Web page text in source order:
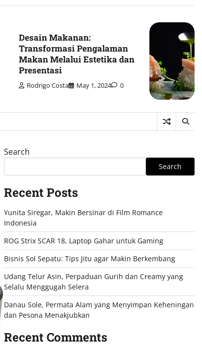
Desain Makanan:
Transformasi Pengalaman
Makan Melalui Estetika dan
Presentasi
Rodrigo Costa May 1, 2024 0
Search
Search
Recent Posts
Yunita Siregar, Makin Bersinar di Film Romance
Indonesia
ROG Strix SCAR 18, Laptop Gahar untuk Gaming
Bisnis Sol Sepatu: Tips Jitu agar Makin Berkembang
Udang Telur Asin, Perpaduan Gurih dan Creamy yang
Selalu Menggugah Selera
Danau Sole, Permata Alam yang Menyimpan Keheningan
dan Pesona Menakjubkan
Recent Comments